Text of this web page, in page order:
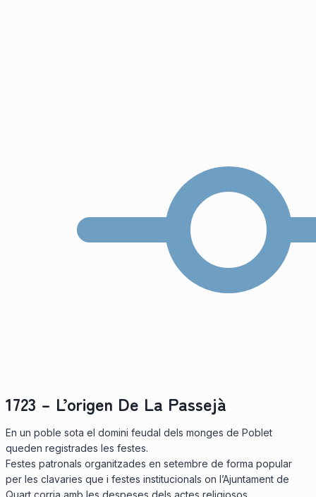
1723 – L’origen De La Passejà
En un poble sota el domini feudal dels monges de Poblet
queden registrades les festes.
Festes patronals organitzades en setembre de forma popular
per les clavaries que i festes institucionals on l’Ajuntament de
Quart corria amb les despeses dels actes religiosos.